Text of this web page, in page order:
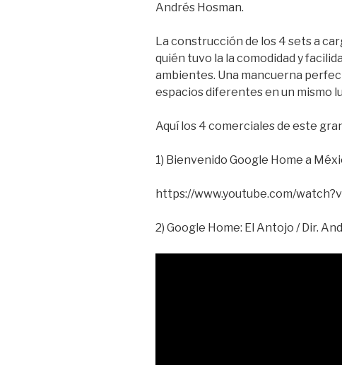
Andrés Hosman.
La construcción de los 4 sets a
quién tuvo la la comodidad y
ambientes. Una mancuerna
espacios diferentes en un mismo
Aquí los 4 comerciales de este
1) Bienvenido Google Home a
https://www.youtube.com/
2) Google Home: El Antojo / Dir.